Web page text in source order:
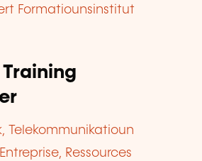
Formatiounsinstitut
Training
Telekommunikatioun
Ressources